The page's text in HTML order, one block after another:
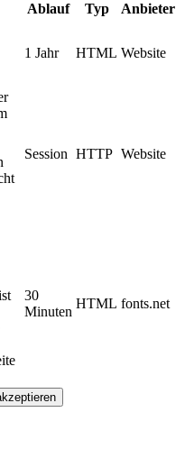
Ablauf Typ Anbieter
1 Jahr HTML Website
Session HTTP Website
30
Minuten
HTML fonts.net